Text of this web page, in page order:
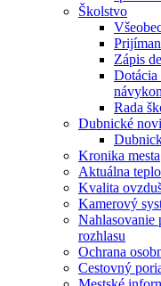
Školstvo
Zápis
Dotácia
Rada
Dubnické
Kronika mesta
Aktuálna
Kvalita
Kamerový
Nahlasovanie
rozhlasu
Ochrana
Cestovný